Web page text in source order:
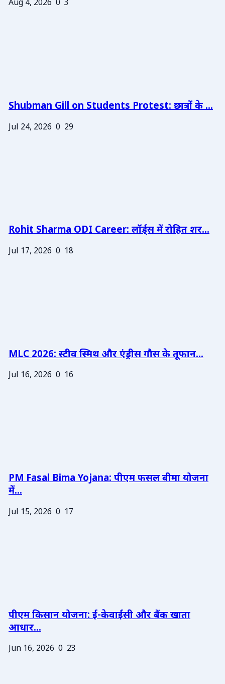
Aug 4, 2026 0 3
Shubman Gill on Students Protest: छात्रों के ...
Jul 24, 2026 0 29
Rohit Sharma ODI Career: लॉर्ड्स में रोहित शर...
Jul 17, 2026 0 18
MLC 2026: स्टीव स्मिथ और एंड्रीस गौस के तूफान...
Jul 16, 2026 0 16
PM Fasal Bima Yojana: पीएम फसल बीमा योजना
में...
Jul 15, 2026 0 17
पीएम किसान योजना: ई-केवाईसी और बैंक खाता
आधार...
Jun 16, 2026 0 23